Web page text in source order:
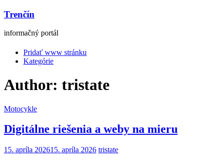
Trenčín
informačný portál
Pridať www stránku
Kategórie
Author: tristate
Motocykle
Digitálne riešenia a weby na mieru
15. apríla 202615. apríla 2026 tristate